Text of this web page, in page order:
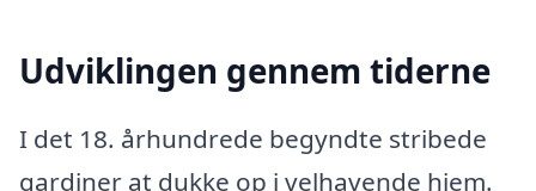
Udviklingen gennem tiderne
I det 18. århundrede begyndte stribede
gardiner at dukke op i velhavende hjem.